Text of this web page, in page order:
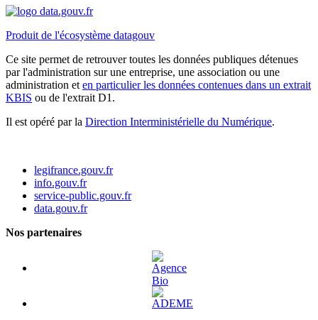
Produit de l'écosystème datagouv
Ce site permet de retrouver toutes les données publiques détenues
par l'administration sur une entreprise, une association ou une
administration et en particulier les données contenues dans un extrait
KBIS ou de l'extrait D1.
Il est opéré par la Direction Interministérielle du Numérique.
legifrance.gouv.fr
info.gouv.fr
service-public.gouv.fr
data.gouv.fr
Nos partenaires